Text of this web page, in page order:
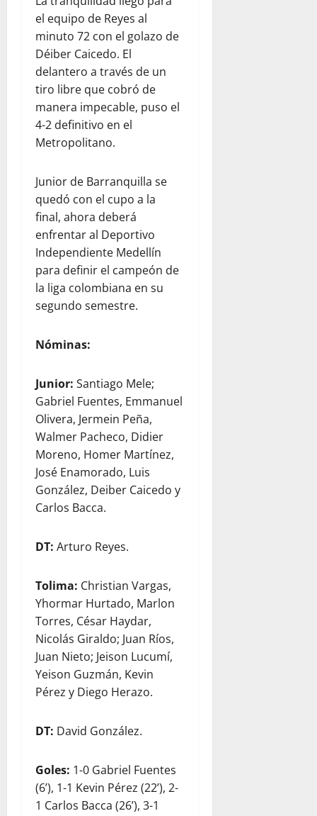
el equipo de Reyes al
minuto 72 con el golazo de
Déiber Caicedo. El
delantero a través de un
tiro libre que cobró de
manera impecable, puso el
4-2 definitivo en el
Metropolitano.
Junior de Barranquilla se
quedó con el cupo a la
final, ahora deberá
enfrentar al Deportivo
Independiente Medellín
para definir el campeón de
la liga colombiana en su
segundo semestre.
Nóminas:
Junior: Santiago Mele;
Gabriel Fuentes, Emmanuel
Olivera, Jermein Peña,
Walmer Pacheco, Didier
Moreno, Homer Martínez,
José Enamorado, Luis
González, Deiber Caicedo y
Carlos Bacca.
DT: Arturo Reyes.
Tolima: Christian Vargas,
Yhormar Hurtado, Marlon
Torres, César Haydar,
Nicolás Giraldo; Juan Ríos,
Juan Nieto; Jeison Lucumí,
Yeison Guzmán, Kevin
Pérez y Diego Herazo.
DT: David González.
Goles: 1-0 Gabriel Fuentes
(6’), 1-1 Kevin Pérez (22’), 2-
1 Carlos Bacca (26’), 3-1